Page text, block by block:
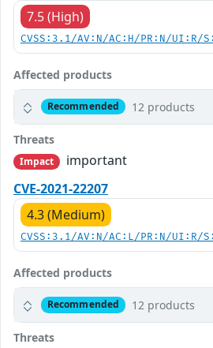
7.5 (High)
CVSS:3.1/AV:N/AC:H/PR:N/UI:R/
Affected products
Recommended 12 products
Threats
Impact
important
CVE-2021-22207
4.3 (Medium)
CVSS:3.1/AV:N/AC:L/PR:N/UI:R/
Affected products
Recommended 12 products
Threats